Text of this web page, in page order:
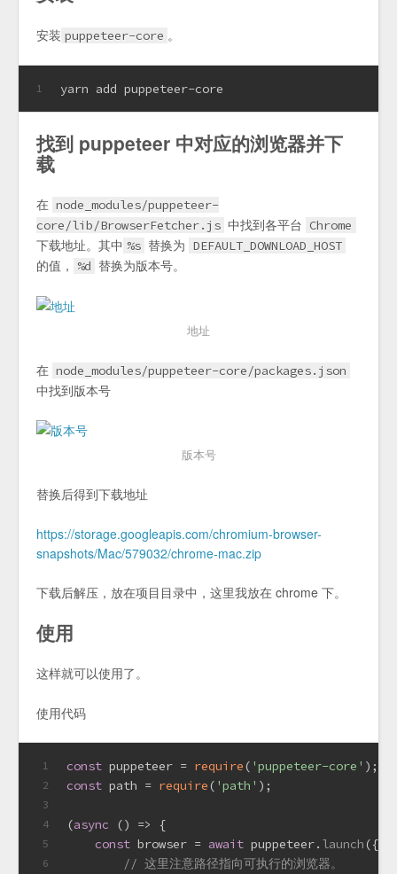
安装 puppeteer-core 。
1 yarn add puppeteer-core
找到 puppeteer 中对应的浏览器并下
载
在 node_modules/puppeteer-
core/lib/BrowserFetcher.js 中找到各平台 Chrome
下载地址。其中 %s 替换为 DEFAULT_DOWNLOAD_HOST
的值， %d 替换为版本号。
地址
在 node_modules/puppeteer-core/packages.json
中找到版本号
版本号
替换后得到下载地址
https://storage.googleapis.com/chromium-browser-
snapshots/Mac/579032/chrome-mac.zip
下载后解压，放在项目目录中，这里我放在 chrome 下。
使用
这样就可以使用了。
使用代码
1
2
3
4
5
6
const puppeteer = require ( 'puppeteer-core' );
const path = require ( 'path' );
(async () => {
const browser = await puppeteer. launch ({
// 这里注意路径指向可执行的浏览器。